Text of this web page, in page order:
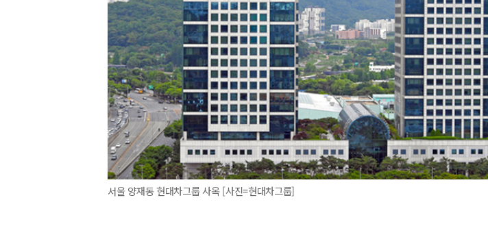
서울 양재동 현대차그룹 사옥 [사진=현대차그룹]